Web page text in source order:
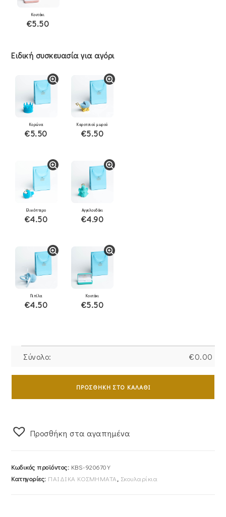
Κουτάκι
€5.50
Ειδική συσκευασία για αγόρι
Κορώνα
€5.50
Καροτσιού μωρού
€5.50
Ελικόπτερο
€4.50
Αγγελουδάκι
€4.90
Πιπίλα
€4.50
Κουτάκι
€5.50
Σύνολο: €0.00
Σκουλαρίκια
Παιδικά
920670Y
ΠΡΟΣΘΉΚΗ ΣΤΟ ΚΑΛΆΘΙ
Προσθήκη στα αγαπημένα
Κωδικός προϊόντος: KBS-920670Y
Κατηγορίες: ΠΑΙΔΙΚΑ ΚΟΣΜΗΜΑΤΑ, Σκουλαρίκια